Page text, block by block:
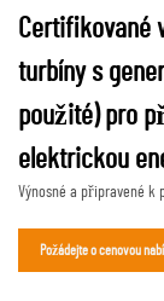
Certifikované
turbíny s
použité) pro
elektrickou
Výnosné a připravené k
Požádejte o cenovou